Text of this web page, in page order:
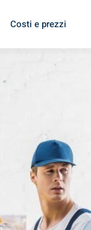
Costi e prezzi